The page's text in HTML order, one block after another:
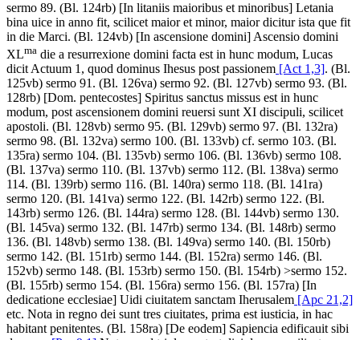
sermo 89. (Bl. 124rb) [In litaniis maioribus et minoribus] Letania
bina uice in anno fit, scilicet maior et minor, maior dicitur ista que fit
in die Marci. (Bl. 124vb) [In ascensione domini] Ascensio domini
XLma die a resurrexione domini facta est in hunc modum, Lucas
dicit Actuum 1, quod dominus Ihesus post passionem [Act 1,3]. (Bl.
125vb) sermo 91. (Bl. 126va) sermo 92. (Bl. 127vb) sermo 93. (Bl.
128rb) [Dom. pentecostes] Spiritus sanctus missus est in hunc
modum, post ascensionem domini reuersi sunt XI discipuli, scilicet
apostoli. (Bl. 128vb) sermo 95. (Bl. 129vb) sermo 97. (Bl. 132ra)
sermo 98. (Bl. 132va) sermo 100. (Bl. 133vb) cf. sermo 103. (Bl.
135ra) sermo 104. (Bl. 135vb) sermo 106. (Bl. 136vb) sermo 108.
(Bl. 137va) sermo 110. (Bl. 137vb) sermo 112. (Bl. 138va) sermo
114. (Bl. 139rb) sermo 116. (Bl. 140ra) sermo 118. (Bl. 141ra)
sermo 120. (Bl. 141va) sermo 122. (Bl. 142rb) sermo 122. (Bl.
143rb) sermo 126. (Bl. 144ra) sermo 128. (Bl. 144vb) sermo 130.
(Bl. 145va) sermo 132. (Bl. 147rb) sermo 134. (Bl. 148rb) sermo
136. (Bl. 148vb) sermo 138. (Bl. 149va) sermo 140. (Bl. 150rb)
sermo 142. (Bl. 151rb) sermo 144. (Bl. 152ra) sermo 146. (Bl.
152vb) sermo 148. (Bl. 153rb) sermo 150. (Bl. 154rb) >sermo 152.
(Bl. 155rb) sermo 154. (Bl. 156ra) sermo 156. (Bl. 157ra) [In
dedicatione ecclesiae] Uidi ciuitatem sanctam Iherusalem [Apc 21,2]
etc. Nota in regno dei sunt tres ciuitates, prima est iusticia, in hac
habitant penitentes. (Bl. 158ra) [De eodem] Sapiencia edificauit sibi